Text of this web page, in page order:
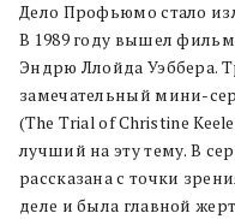
Дело Профьюмо стало
В 1989 году вышел
Эндрю Ллойда Уэббера.
замечательный мини-
(The Trial of Christine
лучший на эту тему. В
рассказана с точки
деле и была главной